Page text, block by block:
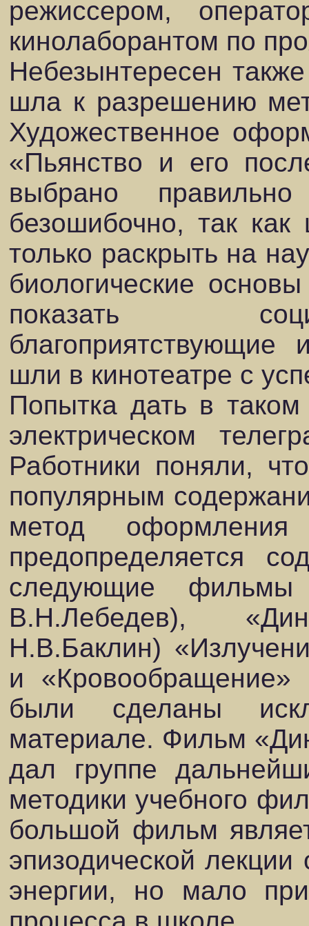
режиссером,
кинолаборантом по
Небезынтересен
шла к разрешению
Художественное
«Пьянство и его
выбрано
безошибочно, так
только раскрыть на
биологические
показать
шли в кинотеатре с
Попытка дать в
электрическом
Работники поняли,
популярным
метод
предопределяется
следующие фильмы
В.Н.Лебедев),
Н.В.Баклин)
и «Кровообращение»
были сделаны
материале. Фильм
дал группе
методики учебного
большой фильм
эпизодической лекции
энергии, но мало